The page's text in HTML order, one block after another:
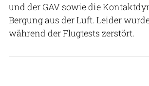
und der GAV sowie die
Bergung aus der Luft. Leider
während der Flugtests zerstört.